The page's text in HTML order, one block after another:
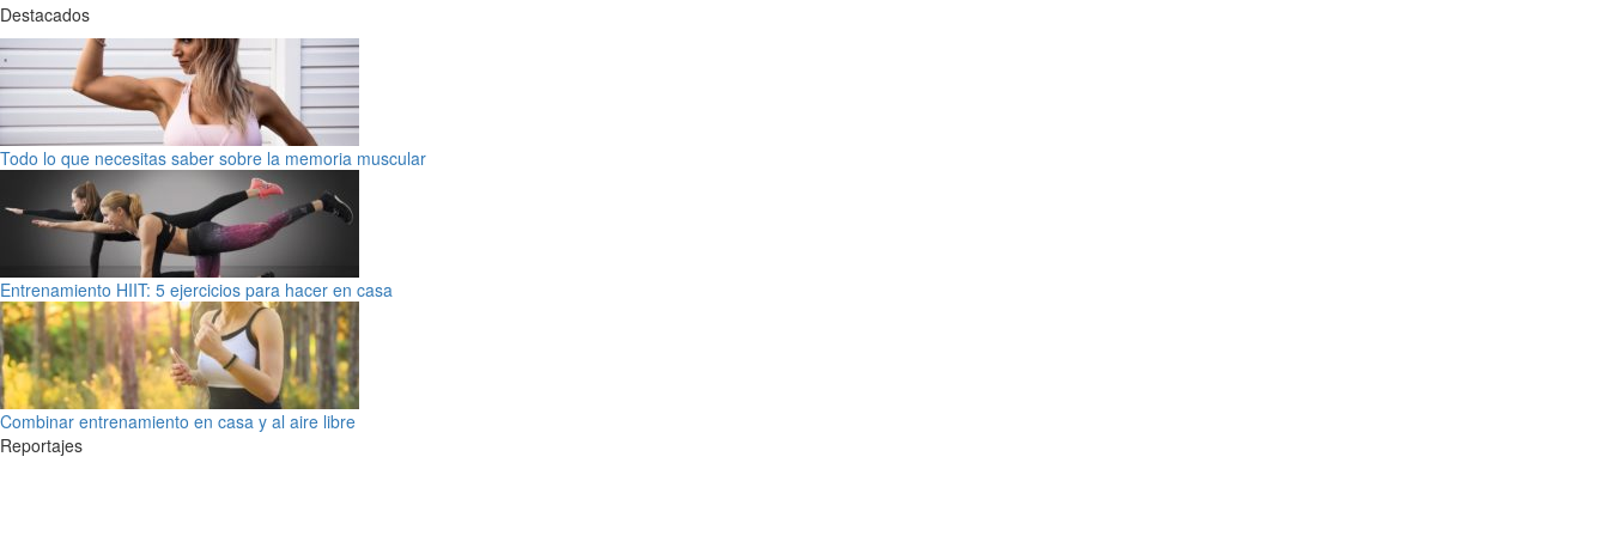
Destacados
Todo lo que necesitas saber sobre la memoria muscular
Entrenamiento HIIT: 5 ejercicios para hacer en casa
Combinar entrenamiento en casa y al aire libre
Reportajes